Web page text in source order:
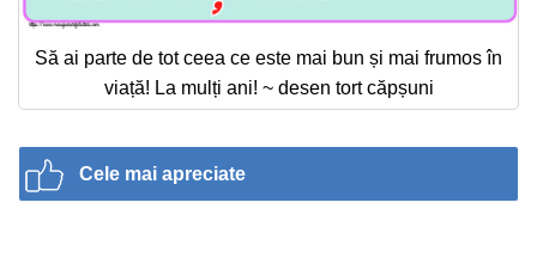
Să ai parte de tot ceea ce este mai bun și mai frumos în
viață! La mulți ani! ~ desen tort căpșuni
Cele mai apreciate